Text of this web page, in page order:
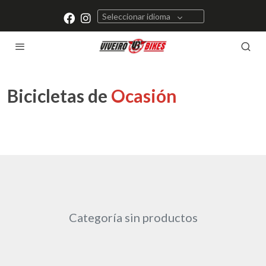
Seleccionar idioma
Bicicletas de Ocasión
Categoría sin productos